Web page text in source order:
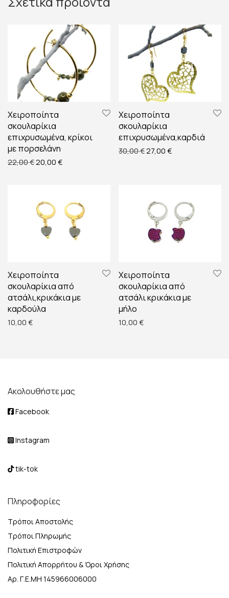
Χειροποίητα
σκουλαρίκια
επιχρυσωμένα, κρίκοι
με πορσελάνη
22,00€ Original price was: 22,00 €.
20,00 €Η τρέχουσα τιμή είναι: 20,00 €.
Χειροποίητα
σκουλαρίκια
επιχρυσωμένα,καρδιά
30,00€ Original price was:
27,00 €Η τρέχουσα τιμή
Χειροποίητα
σκουλαρίκια από
ατσάλι,κρικάκια με
καρδούλα
10,00 €
Χειροποίητα
σκουλαρίκια από
ατσάλι κρικάκια με
μήλο
10,00 €
Ακολουθήστε μας
Facebook
Instagram
tik-tok
Πληροφορίες
Τρόποι Αποστολής
Τρόποι Πληρωμής
Πολιτική Επιστροφών
Πολιτική Απορρήτου & Όροι Χρήσης
Αρ. Γ.Ε.ΜΗ 145966006000